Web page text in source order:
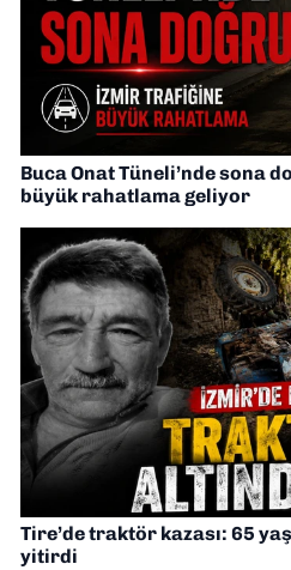
Buca Onat Tüneli’nde sona
büyük rahatlama geliyor
Tire’de traktör kazası: 65
yitirdi